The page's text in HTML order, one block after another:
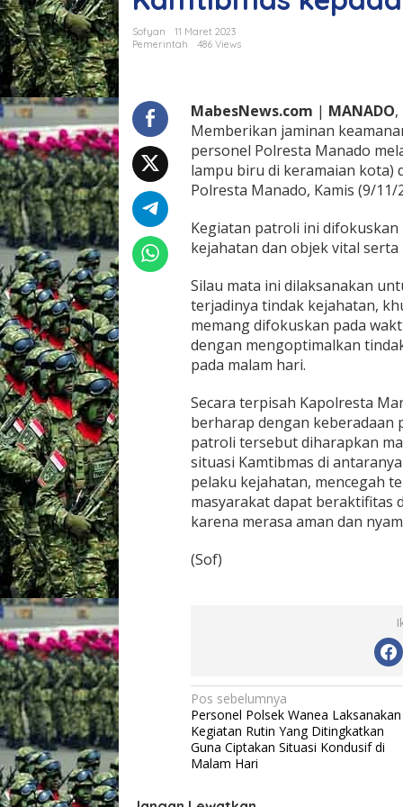
n
l
S
i
a
g
L
a
m
u
B
r
u
d
W
l
a
y
a
h
H
u
t
a
M
a
n
Sofyan
11 Maret 2023
Pemerintah
486 Views
MabesNews.com | MANADO
Memberikan jaminan
personel Polresta Manado
lampu biru di keramaian kota)
Polresta Manado, Kamis (9/11/
Kegiatan patroli ini difokuskan
kejahatan dan objek vital
Silau mata ini dilaksanakan
terjadinya tindak kejahatan,
memang difokuskan pada
dengan mengoptimalkan
pada malam hari.
Secara terpisah Kapolresta
berharap dengan keberadaan
patroli tersebut diharapkan
situasi Kamtibmas di
pelaku kejahatan, mencegah
masyarakat dapat beraktifitas
karena merasa aman dan
(Sof)
N
a
v
i
Pos sebelumnya
Personel Polsek Wanea Laksanakan
Kegiatan Rutin Yang Ditingkatkan
Guna Ciptakan Situasi Kondusif di
Malam Hari